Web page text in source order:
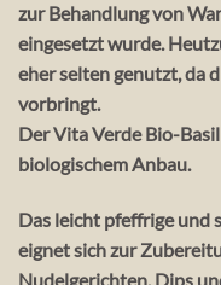
zur Behandlung von
eingesetzt wurde.
eher selten genutzt, da
vorbringt.
Der Vita Verde Bio-
biologischem Anbau.
Das leicht pfeffrige und
eignet sich zur
Nudelgerichten, Dips